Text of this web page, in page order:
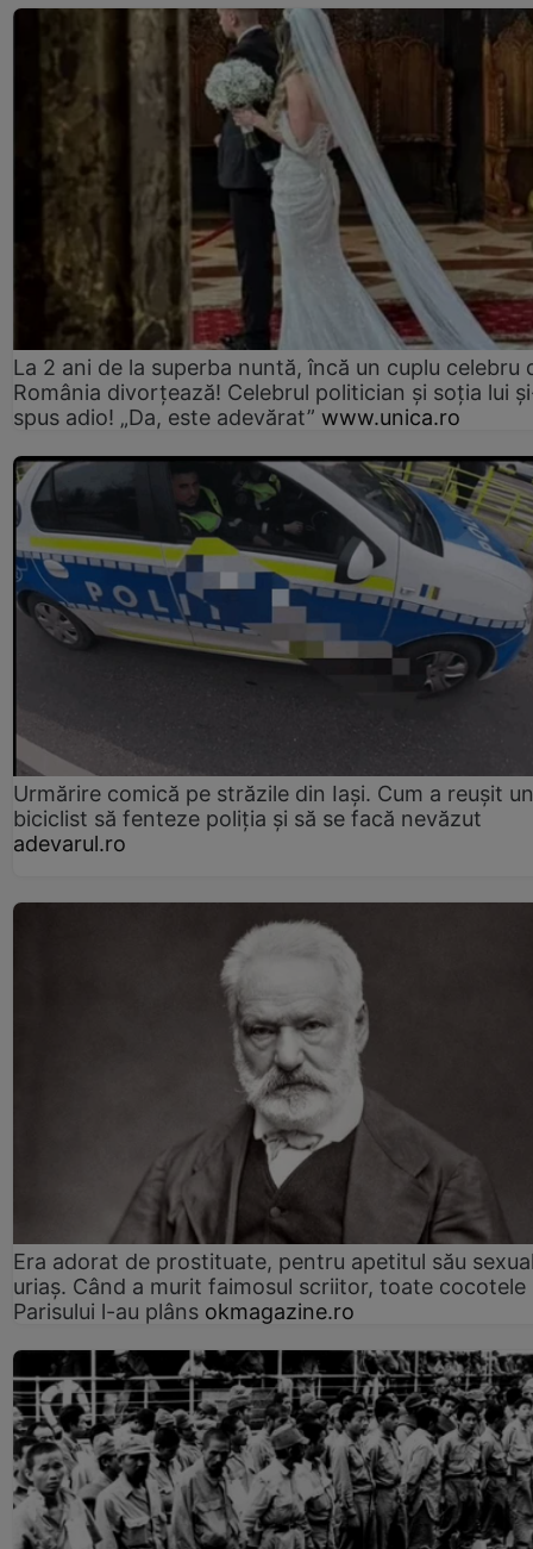
La 2 ani de la superba nuntă, încă un cuplu celebru
România divorțează! Celebrul politician și soția lui
spus adio! „Da, este adevărat” www.unica.ro
Urmărire comică pe străzile din Iași. Cum a reușit un
biciclist să fenteze poliția și să se facă nevăzut
adevarul.ro
Era adorat de prostituate, pentru apetitul său
uriaș. Când a murit faimosul scriitor, toate cocotele
Parisului l-au plâns okmagazine.ro